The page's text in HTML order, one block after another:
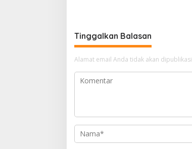
Tinggalkan Balasan
Alamat email Anda tidak akan